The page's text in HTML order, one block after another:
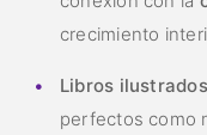
crecimiento
Libros
perfectos como